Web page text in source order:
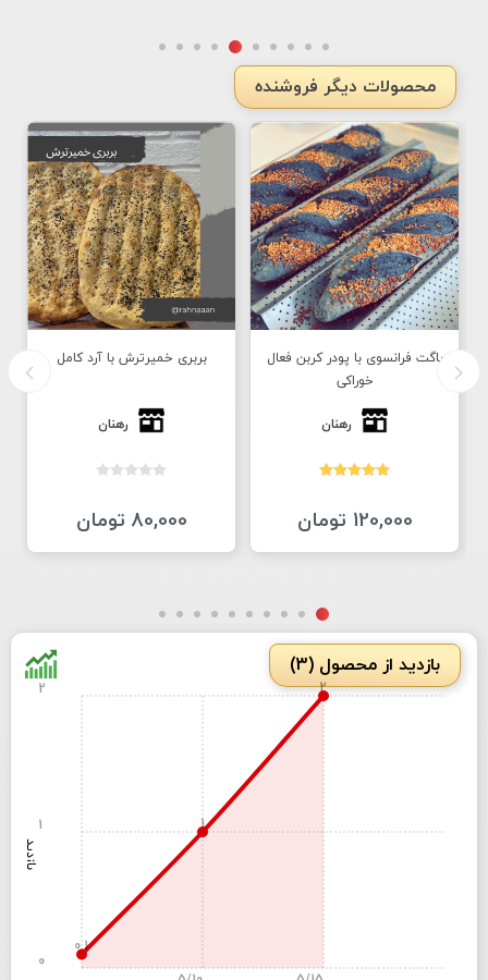
محصولات دیگر فروشنده
باگت فرانسوی با پودر کربن فعال
خوراکی
رهنان
120,000 تومان
بربری خمیرترش با آرد کامل
رهنان
80,000 تومان
بازدید از محصول (3)
بازدید
0.1
1
2
0
1
2